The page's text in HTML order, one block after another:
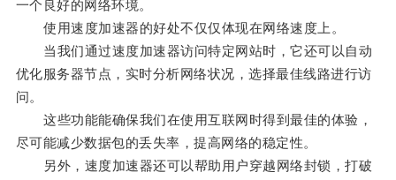
一个良好的网络环境。
使用速度加速器的好处不仅仅体现在网络速度上。
当我们通过速度加速器访问特定网站时，它还可以自动
优化服务器节点，实时分析网络状况，选择最佳线路进行访
问。
这些功能能确保我们在使用互联网时得到最佳的体验，
尽可能减少数据包的丢失率，提高网络的稳定性。
另外，速度加速器还可以帮助用户穿越网络封锁，打破